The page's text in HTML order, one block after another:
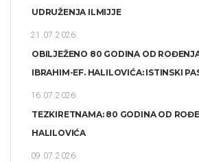
UDRUŽENJA ILMIJJE
21.07.2026.
OBILJEŽENO 80 GODINA OD
IBRAHIM-EF. HALILOVIĆA: ISTINSKI
16.07.2026.
TEZKIRETNAMA: 80 GODINA OD
HALILOVIĆA
09.07.2026.